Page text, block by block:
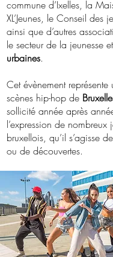
commune d’Ixelles, la
XL’Jeunes, le Conseil des
ainsi que d’autres
le secteur de la jeunesse
urbaines.
Cet évènement représente
scènes hip-hop de
sollicité année après
l’expression de nombreux
bruxellois, qu’il s’agisse
ou de découvertes.